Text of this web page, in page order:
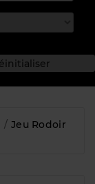
Jeu Rodoir